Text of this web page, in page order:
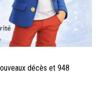
décès et 948